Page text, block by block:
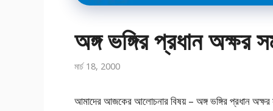
অঙ্গ ভঙ্গির প্রধান অক্ষর
মার্চ 18, 2000
আমাদের আজকের আলোচনার বিষয় – অঙ্গ ভঙ্গির প্রধান অক্ষর